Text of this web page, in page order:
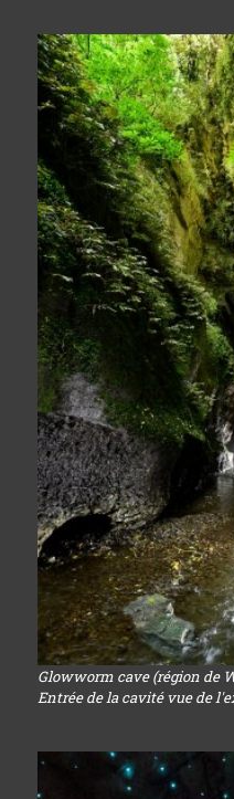
Glowworm cave (région de
Entrée de la cavité vue de